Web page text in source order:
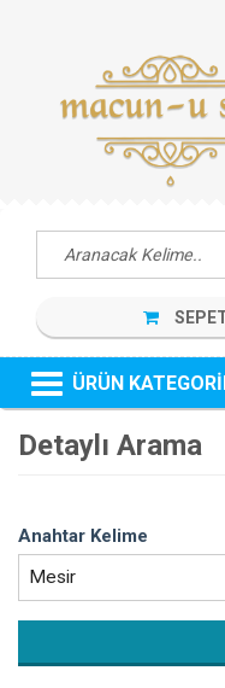
ÜRÜN
Detaylı Arama
Anahtar Kelime